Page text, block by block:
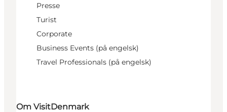
Presse
Turist
Corporate
Business Events (på engelsk)
Travel Professionals (på engelsk)
Om VisitDenmark